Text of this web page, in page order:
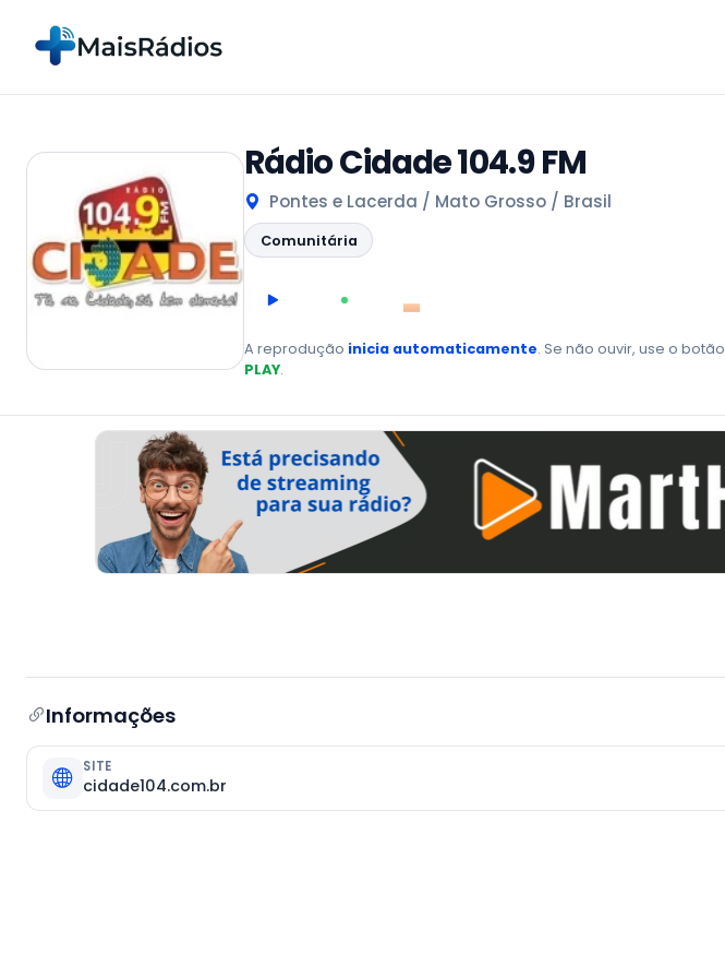
Rádio Cidade 104.9 FM
Pontes e Lacerda / Mato Grosso / Brasil
Comunitária
AO VIVO
A reprodução inicia automaticamente. Se não ouvir, use o botão
PLAY.
Informações
SITE
cidade104.com.br